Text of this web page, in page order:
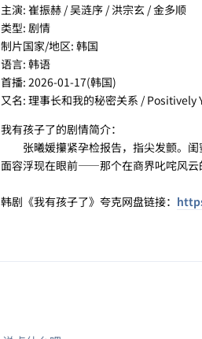
主演: 崔振赫 / 吴涟序 / 洪宗玄 / 金多顺
类型: 剧情
制片国家/地区: 韩国
语言: 韩语
首播: 2026-01-17(韩国)
又名: 理事长和我的秘密关系 / Positively
我有孩子了的剧情简介：
张曦媛攥紧孕检报告，指尖发颤。闺
面容浮现在眼前——那个在商界叱咤风云
韩剧《我有孩子了》夸克网盘链接：